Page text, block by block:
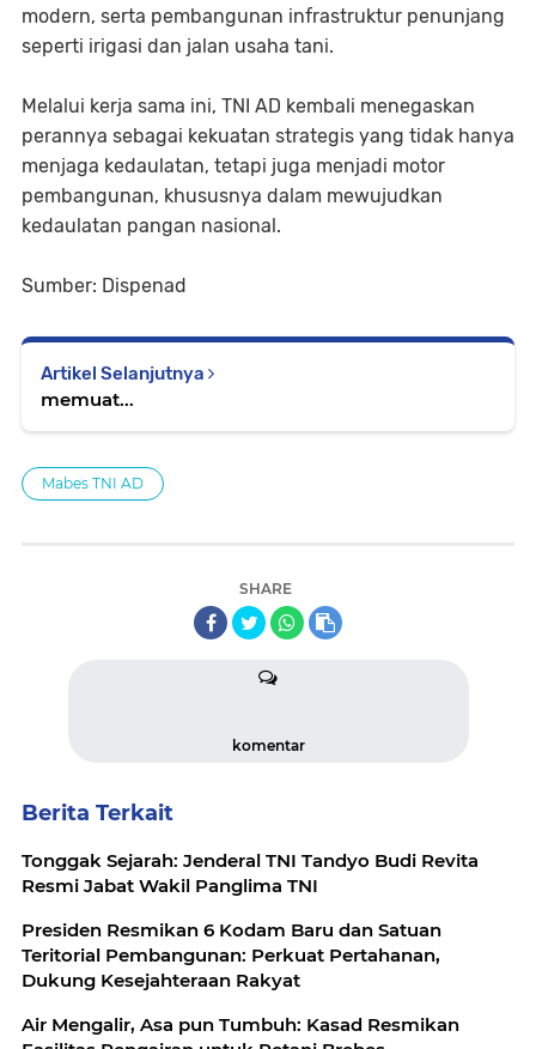
modern, serta pembangunan infrastruktur penunjang
seperti irigasi dan jalan usaha tani.
Melalui kerja sama ini, TNI AD kembali menegaskan
perannya sebagai kekuatan strategis yang tidak hanya
menjaga kedaulatan, tetapi juga menjadi motor
pembangunan, khususnya dalam mewujudkan
kedaulatan pangan nasional.
Sumber: Dispenad
Artikel Selanjutnya
memuat...
Mabes TNI AD
SHARE
komentar
Berita Terkait
Tonggak Sejarah: Jenderal TNI Tandyo Budi Revita
Resmi Jabat Wakil Panglima TNI
Presiden Resmikan 6 Kodam Baru dan Satuan
Teritorial Pembangunan: Perkuat Pertahanan,
Dukung Kesejahteraan Rakyat
Air Mengalir, Asa pun Tumbuh: Kasad Resmikan